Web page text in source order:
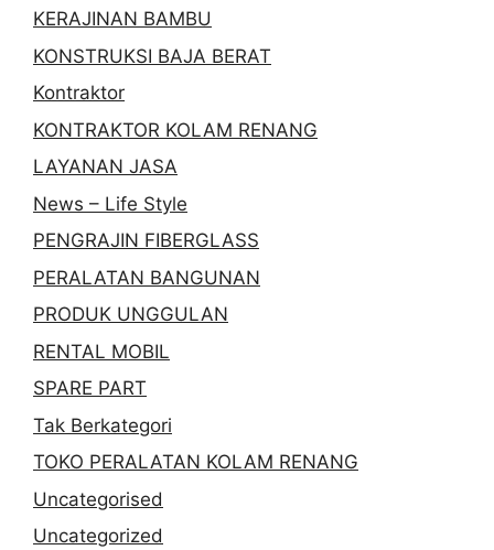
KERAJINAN BAMBU
KONSTRUKSI BAJA BERAT
Kontraktor
KONTRAKTOR KOLAM RENANG
LAYANAN JASA
News – Life Style
PENGRAJIN FIBERGLASS
PERALATAN BANGUNAN
PRODUK UNGGULAN
RENTAL MOBIL
SPARE PART
Tak Berkategori
TOKO PERALATAN KOLAM RENANG
Uncategorised
Uncategorized